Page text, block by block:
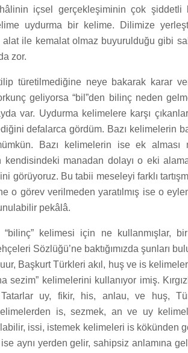
içsel gerçekleşiminin çok şiddetli
uydurma bir kelime. Dilimize
ile kemalat olmaz buyurulduğu gibi
zor.
türetilmediğine neye bakarak karar
geliyorsa “bil”den bilinç neden
var. Uydurma kelimelere karşı
defalarca gördüm. Bazı kelimelerin
Bazı kelimelerin ise ek alması
manadan dolayı o eki
görüyoruz. Bu tabii meseleyi farklı
o görev verilmeden yaratılmış ise o
pekâlâ.
“bilinç” kelimesi için ne kullanmışlar,
Sözlüğü’ne baktığımızda şunları
Başkurt Türkleri akıl, huş ve is
sezim” kelimelerini kullanıyor imiş.
uy, fikir, his, anlau, ve huş,
is, sezmek, an ve uy
issi, istemek kelimeleri is kökünden
aynı yerden gelir, sahipsiz anlamına